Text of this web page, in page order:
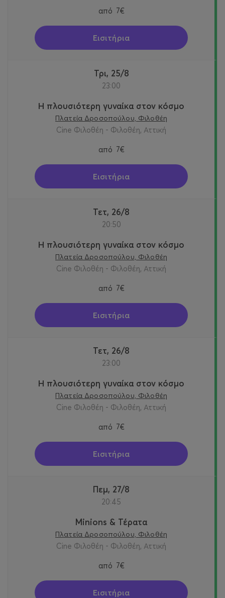
από 7€
Εισιτήρια
Τρι, 25/8
23:00
Η πλουσιότερη γυναίκα στον κόσμο
Πλατεία Δροσοπούλου, Φιλοθέη
Cine Φιλοθέη - Φιλοθέη, Αττική
από 7€
Εισιτήρια
Τετ, 26/8
20:50
Η πλουσιότερη γυναίκα στον κόσμο
Πλατεία Δροσοπούλου, Φιλοθέη
Cine Φιλοθέη - Φιλοθέη, Αττική
από 7€
Εισιτήρια
Τετ, 26/8
23:00
Η πλουσιότερη γυναίκα στον κόσμο
Πλατεία Δροσοπούλου, Φιλοθέη
Cine Φιλοθέη - Φιλοθέη, Αττική
από 7€
Εισιτήρια
Πεμ, 27/8
20:45
Minions & Τέρατα
Πλατεία Δροσοπούλου, Φιλοθέη
Cine Φιλοθέη - Φιλοθέη, Αττική
από 7€
Εισιτήρια